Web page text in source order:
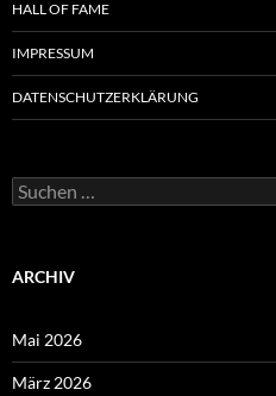
HALL OF FAME
IMPRESSUM
DATENSCHUTZERKLÄRUNG
Suchen
nach:
ARCHIV
Mai 2026
März 2026